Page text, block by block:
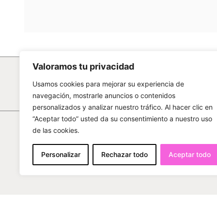
Valoramos tu privacidad
Usamos cookies para mejorar su experiencia de
navegación, mostrarle anuncios o contenidos
personalizados y analizar nuestro tráfico. Al hacer clic en
“Aceptar todo” usted da su consentimiento a nuestro uso
de las cookies.
Personalizar Rechazar todo Aceptar todo
Conoce Adekor Sofás
Butacas